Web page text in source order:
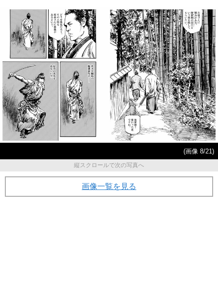
(画像 8/21)
縦スクロールで次の写真へ
画像一覧を見る